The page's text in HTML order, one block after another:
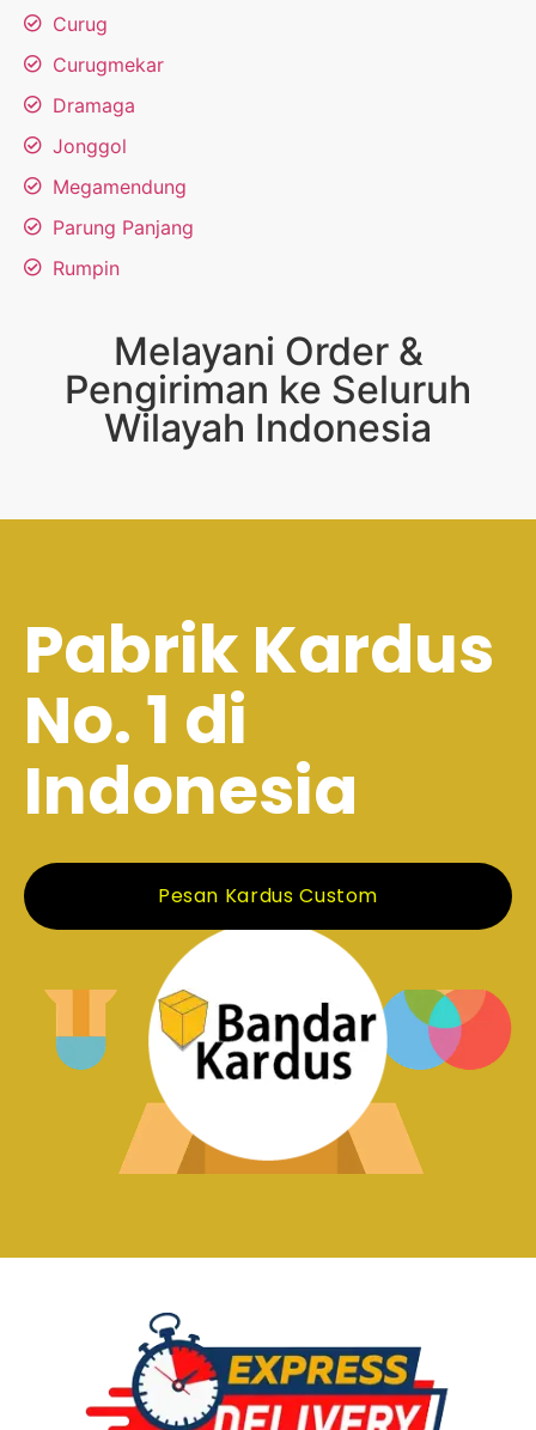
Curug
Curugmekar
Dramaga
Jonggol
Megamendung
Parung Panjang
Rumpin
Melayani Order &
Pengiriman ke Seluruh
Wilayah Indonesia
Pabrik Kardus
No. 1 di
Indonesia
Pesan Kardus Custom